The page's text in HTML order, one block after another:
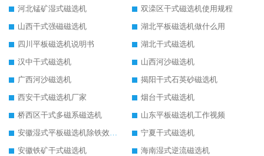
河北锰矿湿式磁选机
双滦区干式磁选机使用规程
山西干式强磁磁选机
湖北平板磁选机做什么用
四川平板磁选机说明书
湖北干式磁选机
汉中干式磁选机
山西河沙磁选机
广西河沙磁选机
揭阳干式石英砂磁选机
西安干式磁选机厂家
烟台干式磁选机
桥西区干式多磁系磁选机
山东平板磁选机工作视频
安徽湿式平板磁选机除铁效果怎么样
宁夏干式磁选机
安徽铁矿干式磁选机
海南湿式逆流磁选机